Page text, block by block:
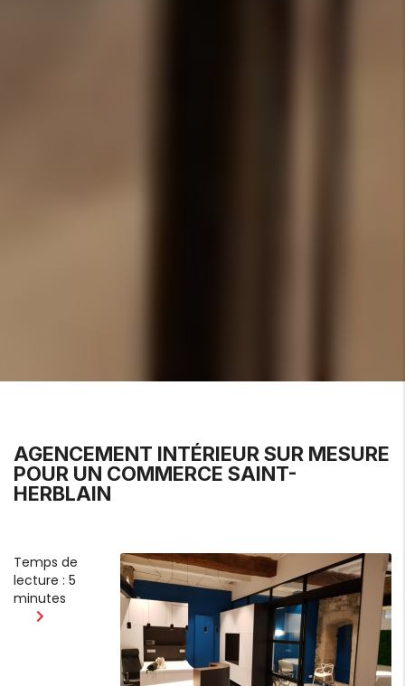
AGENCEMENT INTÉRIEUR SUR MESURE
POUR UN COMMERCE SAINT-
HERBLAIN
Temps de
lecture : 5
minutes